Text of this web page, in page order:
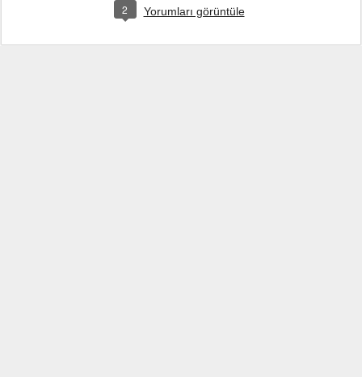
2 Yorumları görüntüle